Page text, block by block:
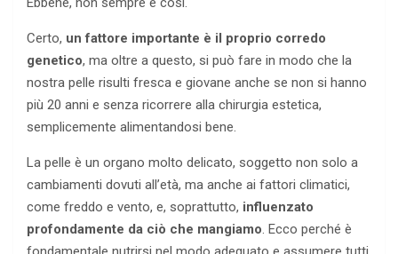
Certo, un fattore importante è il proprio corredo
genetico, ma oltre a questo, si può fare in modo che la
nostra pelle risulti fresca e giovane anche se non si hanno
più 20 anni e senza ricorrere alla chirurgia estetica,
semplicemente alimentandosi bene.
La pelle è un organo molto delicato, soggetto non solo a
cambiamenti dovuti all’età, ma anche ai fattori climatici,
come freddo e vento, e, soprattutto, influenzato
profondamente da ciò che mangiamo. Ecco perché è